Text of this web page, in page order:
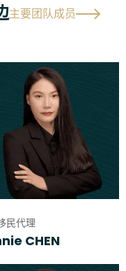
主要团队成员
民代理
CHEN